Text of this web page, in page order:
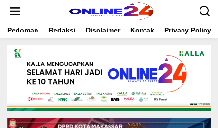
t
Pedoman Redaksi Disclaimer Kontak Privacy Policy